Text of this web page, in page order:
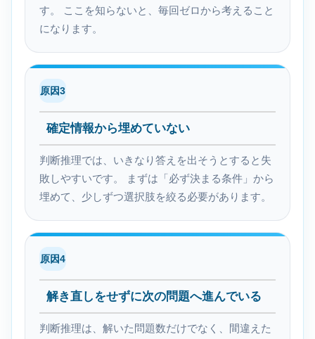
す。 ここを知らないと、毎回ゼロから考えること
になります。
原因3
確定情報から埋めていない
判断推理では、いきなり答えを出そうとすると失
敗しやすいです。 まずは「必ず決まる条件」から
埋めて、少しずつ選択肢を絞る必要があります。
原因4
解き直しをせずに次の問題へ進んでいる
判断推理は、解いた問題数だけでなく、間違えた